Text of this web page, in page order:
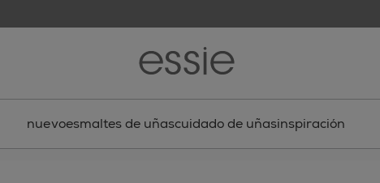
nuevoesmaltes de uñascuidado de uñasinspiración